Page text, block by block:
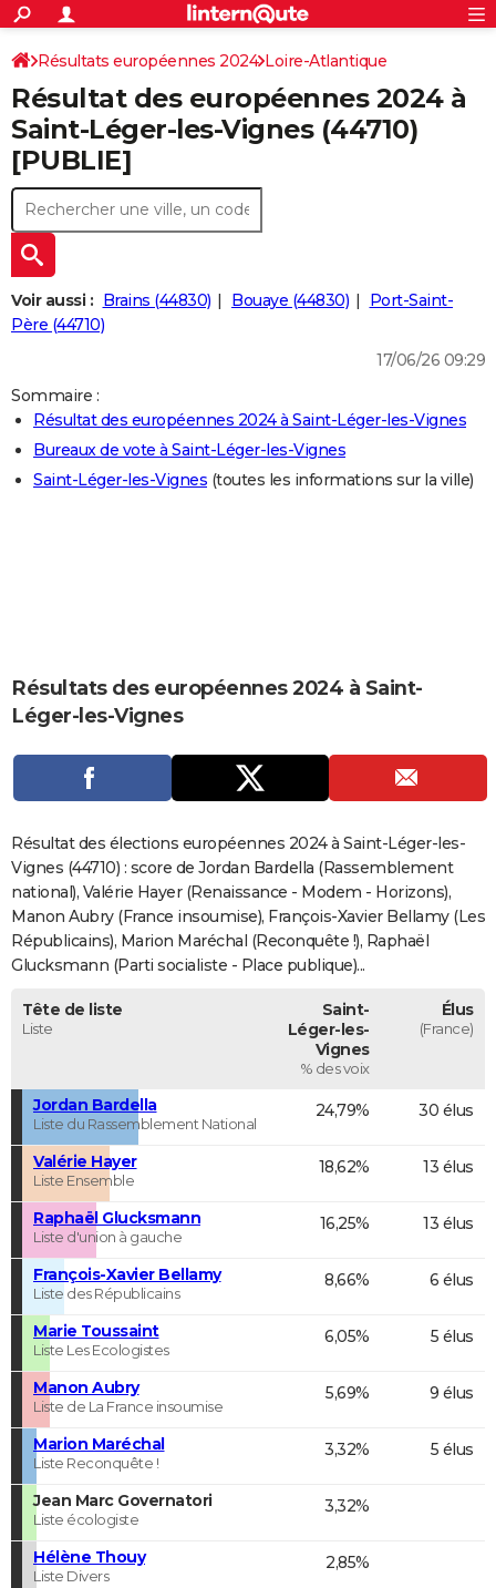
ACTUALITÉS
Politique
Société
Faits Divers
Education
Monde
Villes
+
SPORT
Coupe du monde 2026
Football
Tennis
Cyclisme
Rugby
Forum
CULTURE
Programme TV
TNT
Streaming
Cinéma
Sorties cinéma
Musique
+FINANCE
Retraite
Impôts
Epargne
Immobilier
Risques naturels par ville
Banque
Assurance
CréditAUTO
Essais
Réserver un essai
Citadines
Berlines
SUV
Forum auto
+HIGH-TECH
Mobiles
Meilleur smartphone
Internet
Ordinateurs
Jeux vidéo
Guide high-tech
+
BRICOLAGE
Forum
Aménagement intérieur
Extérieur
Cuisine
Salle de bains
Jardinage
Rangement
+
LIFESTYLE
Art de vivre
Bien-être
Loisirs
Mode
Modes de vie
SANTE
Alimentation
Guide de la santé
Maladies
Médicaments
Sommeil
VOYAGE
Carte de Noël
Carte Bonne année
Carte Saint-Valentin
Carte Pâques
Carte d'anniversaire
COPAINS D'AVANT
AVIS DE DÉCÈS
FORUM
Bricolage
Lifestyle
Culture
Sport
Auto
Television
Voyage
Cinema
Rechercher
S'inscrire
Connexion
Résultats européennes 2024 Loire-Atlantique
Résultat des européennes 2024 à
Saint-Léger-les-Vignes (44710)
[PUBLIE]
Voir aussi : Brains (44830) Bouaye (44830)
Port-Saint-
Père (44710)
17/06/26 09:29
Sommaire :
Résultat des européennes 2024 à Saint-Léger-les-Vignes
Bureaux de vote à Saint-Léger-les-Vignes
Saint-Léger-les-Vignes (toutes les informations sur la ville)
Résultats des européennes 2024 à Saint-
Léger-les-Vignes
Résultat des élections européennes 2024 à Saint-Léger-les-
Vignes (44710) : score de Jordan Bardella (Rassemblement
national), Valérie Hayer (Renaissance - Modem - Horizons),
Manon Aubry (France insoumise), François-Xavier Bellamy (Les
Républicains), Marion Maréchal (Reconquête !), Raphaël
Glucksmann (Parti socialiste - Place publique)...
Tête de liste
Liste
Saint-
Léger-les-
Vignes
% des voix
Élus
(France)
Jordan Bardella
Liste du Rassemblement National
24,79% 30 élus
Valérie Hayer
Liste Ensemble
18,62% 13 élus
Raphaël Glucksmann
Liste d'union à gauche
16,25% 13 élus
François-Xavier Bellamy
Liste des Républicains
8,66% 6 élus
Marie Toussaint
Liste Les Ecologistes
6,05% 5 élus
Manon Aubry
Liste de La France insoumise
5,69% 9 élus
Marion Maréchal
Liste Reconquête !
3,32% 5 élus
Jean Marc Governatori
Liste écologiste
3,32%
Hélène Thouy
Liste Divers
2,85%